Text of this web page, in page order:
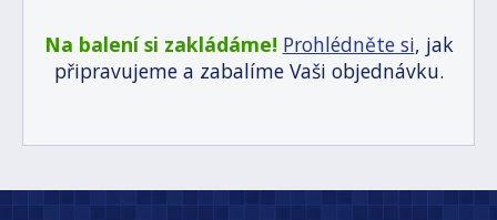
Na balení si zakládáme! Prohlédněte si, jak
připravujeme a zabalíme Vaši objednávku.